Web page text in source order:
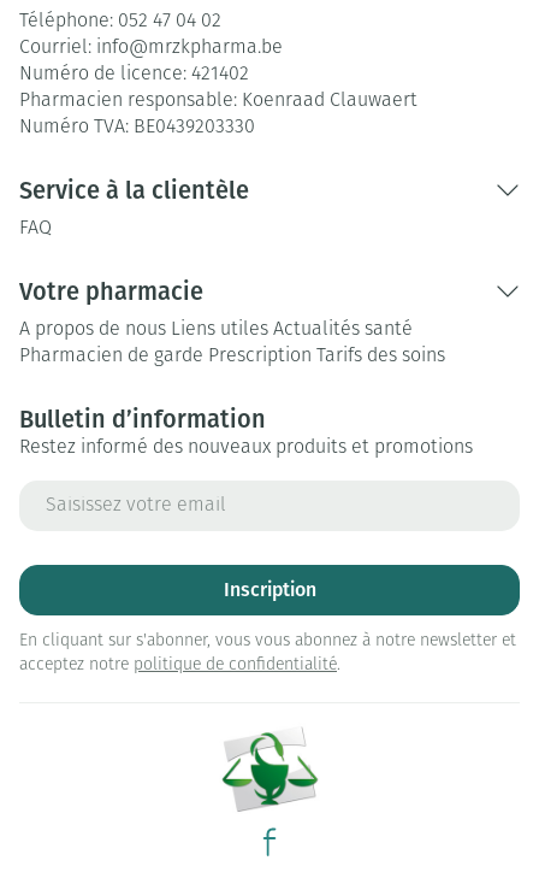
Téléphone: 052 47 04 02
Courriel: info@mrzkpharma.be
Numéro de licence: 421402
Pharmacien responsable: Koenraad Clauwaert
Numéro TVA: BE0439203330
Service à la clientèle
FAQ
Votre pharmacie
A propos de nous Liens utiles Actualités santé
Pharmacien de garde Prescription Tarifs des soins
Bulletin d’information
Restez informé des nouveaux produits et promotions
Inscription
En cliquant sur s'abonner, vous vous abonnez à notre newsletter et
acceptez notre politique de confidentialité.